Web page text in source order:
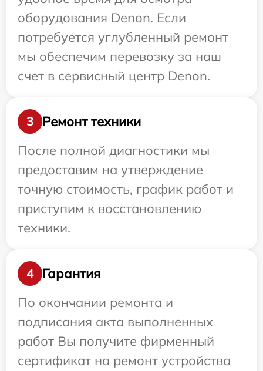
оборудования Denon. Если
потребуется углубленный ремонт
мы обеспечим перевозку за наш
счет в сервисный центр Denon.
3
Ремонт техники
После полной диагностики мы
предоставим на утверждение
точную стоимость, график работ и
приступим к восстановлению
техники.
4
Гарантия
По окончании ремонта и
подписания акта выполненных
работ Вы получите фирменный
сертификат на ремонт устройства